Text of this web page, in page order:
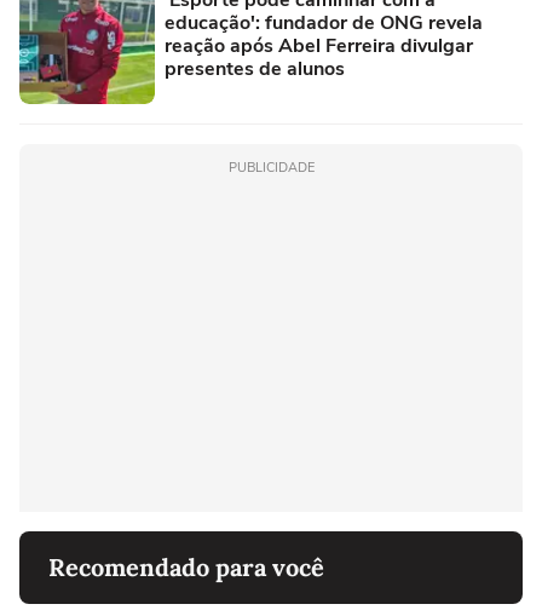
educação': fundador de ONG revela
reação após Abel Ferreira divulgar
presentes de alunos
PUBLICIDADE
Recomendado para você